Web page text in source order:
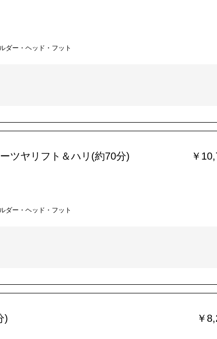
ダー・ヘッド・フット
ツヤリフト＆ハリ(約70分) ￥
ダー・ヘッド・フット
) ￥